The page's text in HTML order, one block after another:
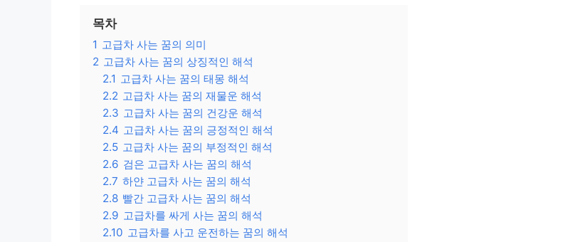
목차
1 고급차 사는 꿈의 의미
2 고급차 사는 꿈의 상징적인 해석
2.1 고급차 사는 꿈의 태몽 해석
2.2 고급차 사는 꿈의 재물운 해석
2.3 고급차 사는 꿈의 건강운 해석
2.4 고급차 사는 꿈의 긍정적인 해석
2.5 고급차 사는 꿈의 부정적인 해석
2.6 검은 고급차 사는 꿈의 해석
2.7 하얀 고급차 사는 꿈의 해석
2.8 빨간 고급차 사는 꿈의 해석
2.9 고급차를 싸게 사는 꿈의 해석
2.10 고급차를 사고 운전하는 꿈의 해석